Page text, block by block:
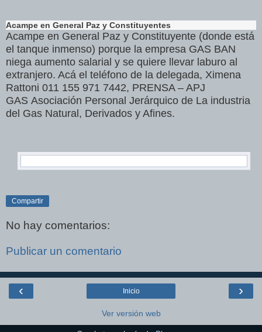
Acampe en General Paz y Constituyentes
Acampe en General Paz y Constituyente (donde está
el tanque inmenso) porque la empresa GAS BAN
niega aumento salarial y se quiere llevar laburo al
extranjero. Acá el teléfono de la delegada, Ximena
Rattoni 011 155 971 7442, PRENSA – APJ
GAS Asociación Personal Jerárquico de La industria
del Gas Natural, Derivados y Afines.
Compartir
No hay comentarios:
Publicar un comentario
‹ ›
Inicio
Ver versión web